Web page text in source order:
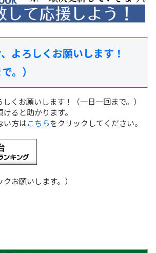
よろしくお願いします！
。）
くお願いします！（一日一回まで。）
ると助かります。
い方はこちらをクリックしてください。
クお願いします。）